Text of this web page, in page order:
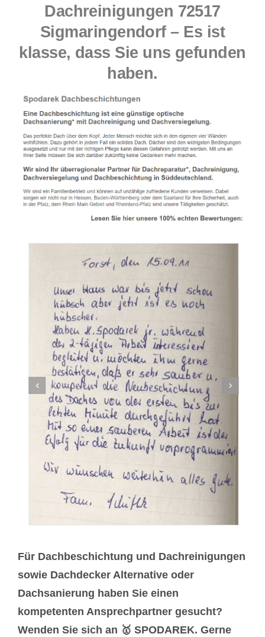
Dachreinigungen 72517
Sigmaringendorf – Es ist
klasse, dass Sie uns gefunden
haben.
Für Dachbeschichtung und Dachreinigungen
sowie Dachdecker Alternative oder
Dachsanierung haben Sie einen
kompetenten Ansprechpartner gesucht?
Wenden Sie sich an 🥇 SPODAREK. Gerne